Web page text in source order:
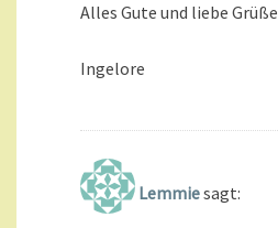
Alles Gute und liebe Grüße
Ingelore
Lemmiesagt: